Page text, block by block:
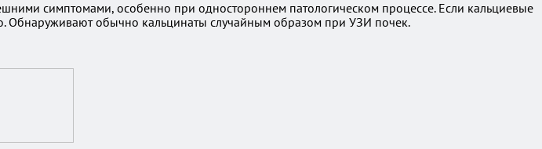
симптомами, особенно при одностороннем патологическом процессе. Если кальциевые
Обнаруживают обычно кальцинаты случайным образом при УЗИ почек.